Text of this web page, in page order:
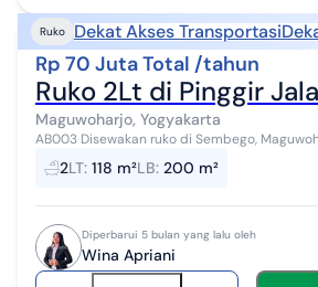
Ruko Dekat Akses Transportasi
Rp 70 Juta Total /tahun
Ruko 2Lt di Pinggir
Maguwoharjo, Yogyakarta
AB003 Disewakan ruko di Sembego, Maguwoharjo, Depok, Sleman.
Ruko ini berada dipinggir jalan raya, akses
mudah dijangkau da...
2LT: 118 m²LB: 200 m²
Diperbarui 5 bulan yang lalu oleh
Wina Apriani